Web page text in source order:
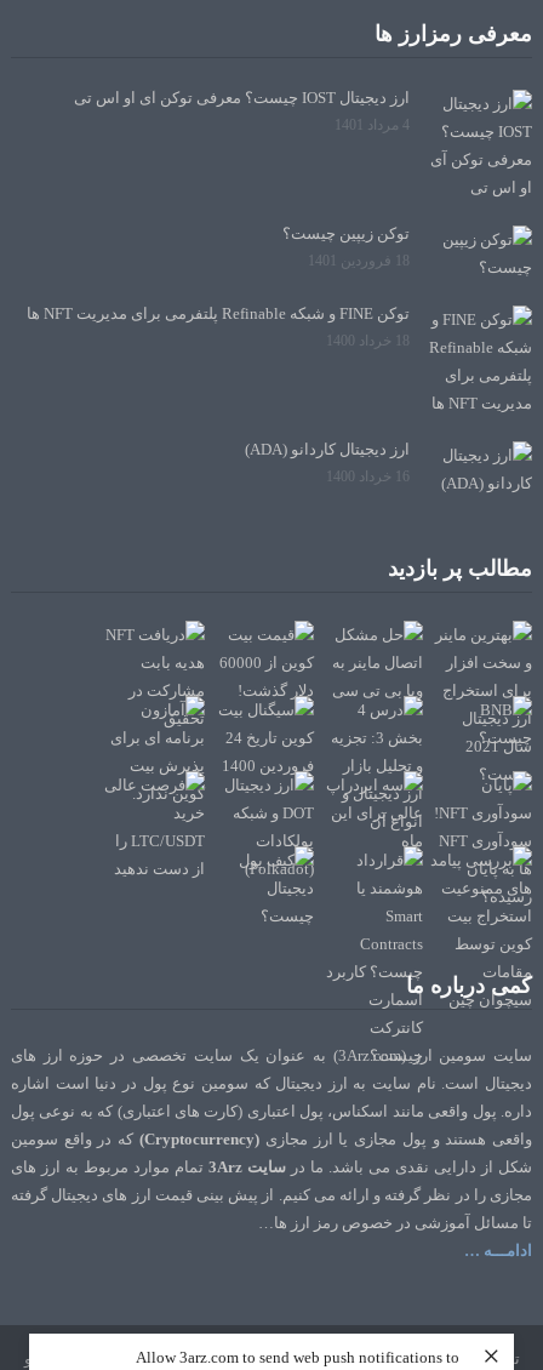
Allow 3arz.com to send web push notifications to
×
معرفی رمزارز ها
ارز دیجیتال IOST چیست؟ معرفی توکن آی او اس تی
4 مرداد 1401
توکن زیپین چیست؟
توکن FINE و شبکه Refinable پلتفرمی برای مدیریت NFT ها
ارز دیجیتال کاردانو (ADA)
16 خرداد 1400
مطالب پر بازدید
کمی درباره ما
سایت سومین ارز (3Arz.com) به عنوان یک سایت تخصصی در حوزه ارز های
دیجیتال است. نام سایت به ارز دیجیتال که سومین نوع پول در دنیا است اشاره
داره. پول واقعی مانند اسکناس، پول اعتباری (کارت های اعتباری) که به نوعی پول
واقعی هستند و پول مجازی یا ارز مجازی (Cryptocurrency)
که در واقع سومین
شکل از دارایی نقدی می باشد. ما در سایت 3Arz
تمام موارد مربوط به ارز های
مجازی را در نظر گرفته و ارائه می کنیم. از پیش بینی قیمت ارز های دیجیتال گرفته
تا مسائل آموزشی در خصوص رمز ارز ها…
ادامـــه …
تمامی حقوق نشر و تالیف برای سایت 3Arz.com محفوظ است. طراحی و سئو